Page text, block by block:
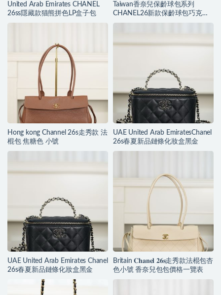
United Arab Emirates CHANEL
26ss隱藏款猫熊拼色LP盒子包
Taiwan香奈兒保齡球包系列
CHANEL26新款保齡球包巧克力
色大號
Hong kong Channel 26s走秀款 法
棍包 焦糖色 小號
UAE United Arab EmiratesChanel
26s春夏新品鏈條化妝盒黑金
UAE United Arab Emirates Chanel
26s春夏新品鏈條化妝盒黑金
Britain 𝐂𝐡𝐚𝐧𝐞𝐥 𝟐𝟔𝐬走秀款法棍包杏
色小號 香奈兒包包價格一覽表